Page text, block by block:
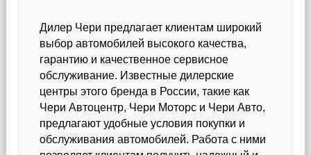
Дилер Чери предлагает клиентам широкий
выбор автомобилей высокого качества,
гарантию и качественное сервисное
обслуживание. Известные дилерские
центры этого бренда в России, такие как
Чери Автоцентр, Чери Моторс и Чери Авто,
предлагают удобные условия покупки и
обслуживания автомобилей. Работа с ними